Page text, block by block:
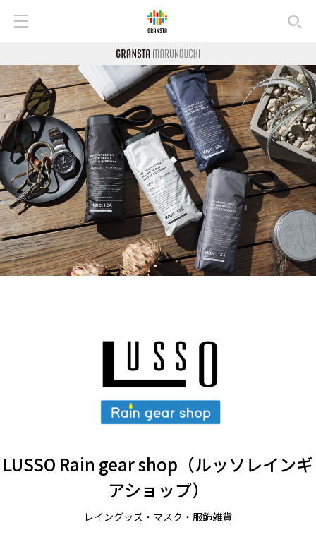
LUSSO Rain gear shop（ルッソレインギ
アショップ）
レイングッズ・マスク・服飾雑貨